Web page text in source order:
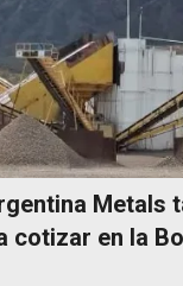
Metals
cotizar en la